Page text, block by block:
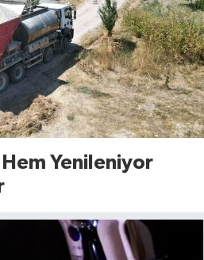
Yenileniyor